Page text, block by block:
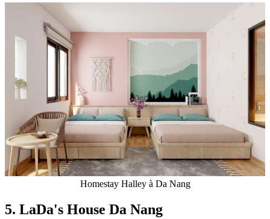
Homestay Halley à Da Nang
5. LaDa's House Da Nang